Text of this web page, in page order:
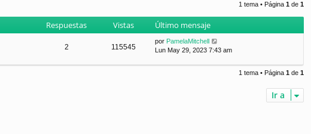
e
1 tema • Página 1 de 1
Respuestas Vistas Último mensaje
2 115545
por PamelaMitchell
Lun May 29, 2023 7:43 am
1 tema • Página 1 de 1
Ir a